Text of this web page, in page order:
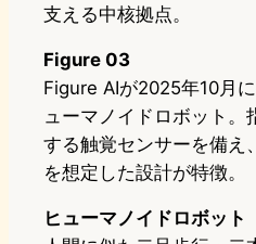
支える中核拠点。
Figure 03
Figure AIが2025年10月
ューマノイドロボット。
する触覚センサーを備え
を想定した設計が特徴。
ヒューマノイドロボット